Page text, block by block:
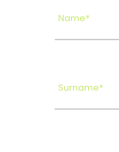
Name*
Surname*